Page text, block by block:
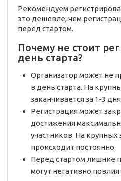
Рекомендуем
это дешевле, чем
перед стартом.
Почему не стоит
день старта?
Организатор может не
в день старта. На
заканчивается за 1-3
Регистрация может
достижения
участников. На крупных
происходит постоянно.
Перед стартом лишние
могут негативно